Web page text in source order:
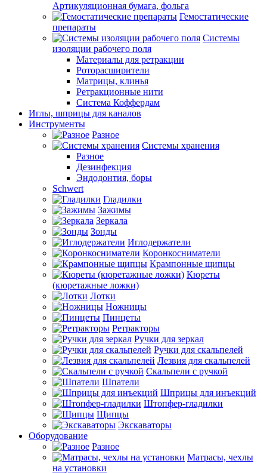
Артикуляционная бумага, фольга
Гемостатические
препараты
Системы
изоляции рабочего поля
Материалы для ретракции
Роторасширители
Матрицы, клинья
Ретракционные нити
Система Коффердам
Иглы, шприцы для каналов
Инструменты
Разное
Системы хранения
Разное
Дезинфекция
Эндодонтия, боры
Schwert
Гладилки
Зажимы
Зеркала
Зонды
Иглодержатели
Коронкосниматели
Крампонные щипцы
Кюреты
(кюретажные ложки)
Лотки
Ножницы
Пинцеты
Ретракторы
Ручки для зеркал
Ручки для скальпелей
Лезвия для скальпелей
Скальпели с ручкой
Шпатели
Шприцы для инъекций
Штопфер-гладилки
Щипцы
Экскаваторы
Оборудование
Разное
Матрасы, чехлы
на установки